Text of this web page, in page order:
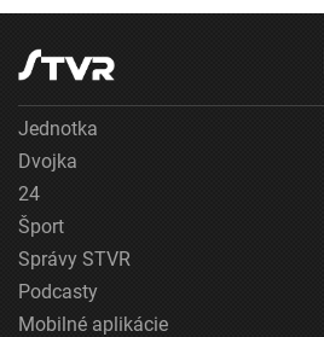
Jednotka
Dvojka
24
Šport
Správy STVR
Podcasty
Mobilné aplikácie